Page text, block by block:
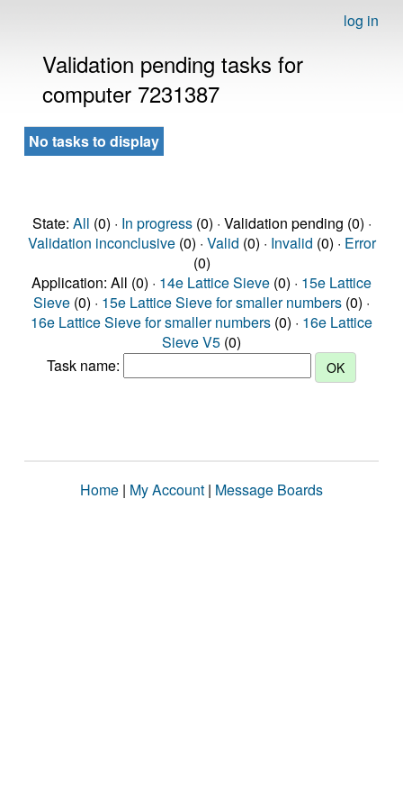
log in
Validation pending tasks for
computer 7231387
No tasks to display
State: All (0) · In progress(0) · Validation pending (0) ·
Validation inconclusive(0) · Valid (0) · Invalid (0) · Error
(0)
Application: All (0) · 14e Lattice Sieve (0) · 15e Lattice
Sieve (0) · 15e Lattice Sieve for smaller numbers (0) ·
16e Lattice Sieve for smaller numbers (0) · 16e Lattice
Sieve V5 (0)
Task name:
Home | My Account | Message Boards